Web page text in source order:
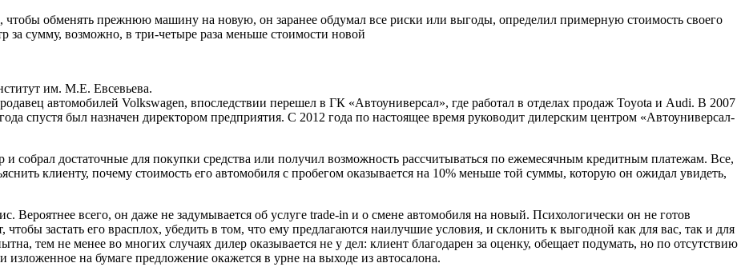
чтобы обменять прежнюю машину на новую, он заранее обдумал все риски или выгоды, определил примерную стоимость своего
за сумму, возможно, в три-четыре раза меньше стоимости новой
им. М.Е. Евсевьева.
автомобилей Volkswagen, впоследствии перешел в ГК «Автоуниверсал», где работал в отделах продаж Toyota и Audi. В 2007
спустя был назначен директором предприятия. С 2012 года по настоящее время руководит дилерским центром «Автоуниверсал-
собрал достаточные для покупки средства или получил возможность рассчитываться по ежемесячным кредитным платежам. Все,
клиенту, почему стоимость его автомобиля с пробегом оказывается на 10% меньше той суммы, которую он ожидал увидеть,
Вероятнее всего, он даже не задумывается об услуге trade-in и о смене автомобиля на новый. Психологически он не готов
застать его врасплох, убедить в том, что ему предлагаются наилучшие условия, и склонить к выгодной как для вас, так и для
тем не менее во многих случаях дилер оказывается не у дел: клиент благодарен за оценку, обещает подумать, но по отсутствию
на бумаге предложение окажется в урне на выходе из автосалона.